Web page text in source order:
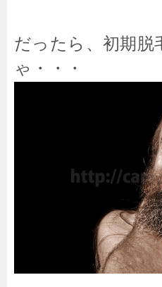
だったら、初期脱
ゃ・・・